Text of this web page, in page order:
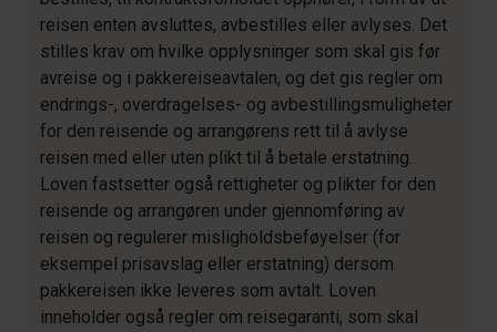
reisen enten avsluttes, avbestilles eller avlyses. Det
stilles krav om hvilke opplysninger som skal gis før
avreise og i pakkereiseavtalen, og det gis regler om
endrings-, overdragelses- og avbestillingsmuligheter
for den reisende og arrangørens rett til å avlyse
reisen med eller uten plikt til å betale erstatning.
Loven fastsetter også rettigheter og plikter for den
reisende og arrangøren under gjennomføring av
reisen og regulerer misligholdsbeføyelser (for
eksempel prisavslag eller erstatning) dersom
pakkereisen ikke leveres som avtalt. Loven
inneholder også regler om reisegaranti, som skal